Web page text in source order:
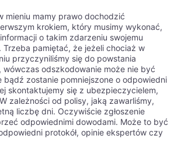
mieniu mamy prawo dochodzić
krokiem, który musimy wykonać,
o takim zdarzeniu swojemu
pamiętać, że jeżeli chociaż w
przyczyniliśmy się do powstania
wówczas odszkodowanie może nie być
bądź zostanie pomniejszone o odpowiedni
skontaktujemy się z ubezpieczycielem,
zależności od polisy, jaką zawarliśmy,
liczbę dni. Oczywiście zgłoszenie
odpowiednimi dowodami. Może to być
protokół, opinie ekspertów czy